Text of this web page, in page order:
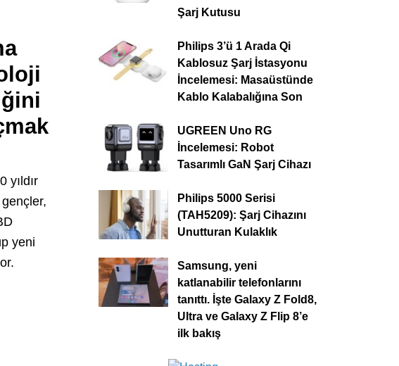
yıldır
yeni
Şarj Kutusu
Philips 3’ü 1 Arada Qi
Kablosuz Şarj İstasyonu
İncelemesi: Masaüstünde
Kablo Kalabalığına Son
UGREEN Uno RG
İncelemesi: Robot
Tasarımlı GaN Şarj Cihazı
Philips 5000 Serisi
(TAH5209): Şarj Cihazını
Unutturan Kulaklık
Samsung, yeni
katlanabilir telefonlarını
tanıttı. İşte Galaxy Z Fold8,
Ultra ve Galaxy Z Flip 8’e
ilk bakış